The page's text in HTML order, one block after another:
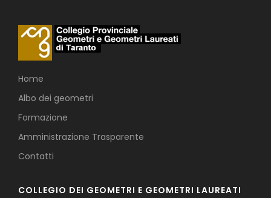
Home
Albo dei geometri
Formazione
Amministrazione Trasparente
Contatti
COLLEGIO DEI GEOMETRI E GEOMETRI LAUREATI